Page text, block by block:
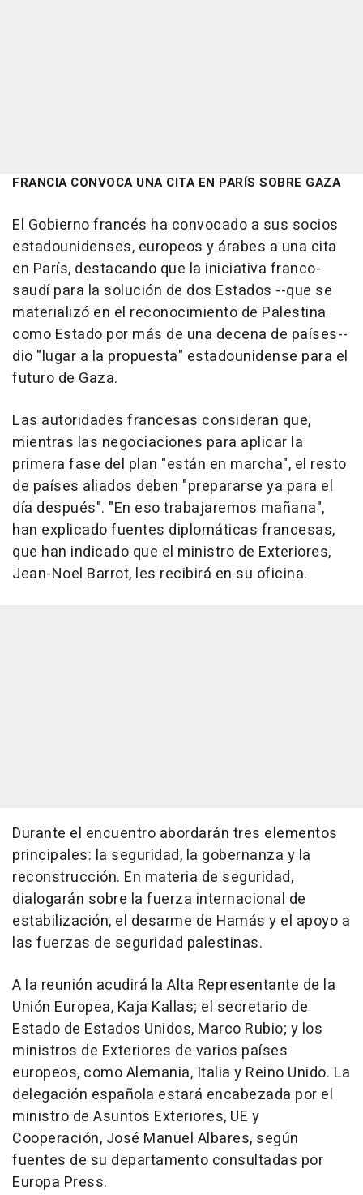
FRANCIA CONVOCA UNA CITA EN PARÍS SOBRE GAZA
El Gobierno francés ha convocado a sus socios
estadounidenses, europeos y árabes a una cita
en París, destacando que la iniciativa franco-
saudí para la solución de dos Estados --que se
materializó en el reconocimiento de Palestina
como Estado por más de una decena de países--
dio "lugar a la propuesta" estadounidense para el
futuro de Gaza.
Las autoridades francesas consideran que,
mientras las negociaciones para aplicar la
primera fase del plan "están en marcha", el resto
de países aliados deben "prepararse ya para el
día después". "En eso trabajaremos mañana",
han explicado fuentes diplomáticas francesas,
que han indicado que el ministro de Exteriores,
Jean-Noel Barrot, les recibirá en su oficina.
Durante el encuentro abordarán tres elementos
principales: la seguridad, la gobernanza y la
reconstrucción. En materia de seguridad,
dialogarán sobre la fuerza internacional de
estabilización, el desarme de Hamás y el apoyo a
las fuerzas de seguridad palestinas.
A la reunión acudirá la Alta Representante de la
Unión Europea, Kaja Kallas; el secretario de
Estado de Estados Unidos, Marco Rubio; y los
ministros de Exteriores de varios países
europeos, como Alemania, Italia y Reino Unido. La
delegación española estará encabezada por el
ministro de Asuntos Exteriores, UE y
Cooperación, José Manuel Albares, según
fuentes de su departamento consultadas por
Europa Press.